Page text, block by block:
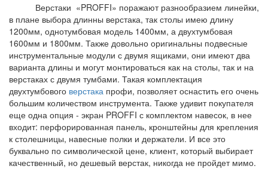
Верстаки «PROFFI» поражают разнообразием линейки,
в плане выбора длинны верстака, так столы имею длину
1200мм, однотумбовая модель 1400мм, а двухтумбовая
1600мм и 1800мм. Также довольно оригинальны подвесные
инструментальные модули с двумя ящиками, они имеют два
варианта длины и могут монтироваться как на столы, так и на
верстаках с двумя тумбами. Такая комплектация
двухтумбового верстака профи, позволяет оснастить его очень
большим количеством инструмента. Также удивит покупателя
еще одна опция - экран PROFFI с комплектом навесок, в нее
входит: перфорированная панель, кронштейны для крепления
к столешницы, навесные полки и держатели. И все это
буквально по символической цене, клиент, который выбирает
качественный, но дешевый верстак, никогда не пройдет мимо.